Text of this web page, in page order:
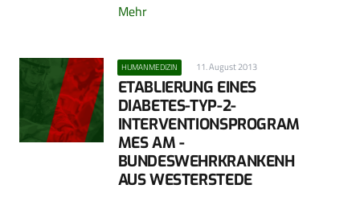
Mehr
HUMANMEDIZIN 11. August 2013
ETABLIERUNG EINES
DIABETES-TYP-2-
INTERVENTIONSPROGRAM
MES AM ­
BUNDESWEHRKRANKENH
AUS WESTERSTEDE